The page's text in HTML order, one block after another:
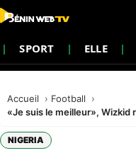
SPORT ELLE
Accueil
Football
«Je suis le meilleur», Wizkid
NIGERIA